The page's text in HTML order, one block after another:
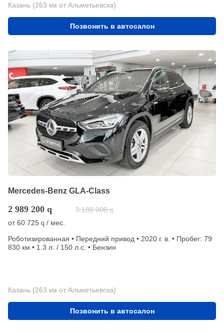
Казань (263 км от Альметьевска)
Позвонить в автосалон
Mercedes-Benz GLA-Class
2 989 200 q 3 180 000 q
от60 725 q / мес.
Роботизированная • Передний привод • 2020 г. в. • Пробег: 79
830 км • 1.3 л. / 150 л.с. • Бензин
Казань (263 км от Альметьевска)
Позвонить в автосалон